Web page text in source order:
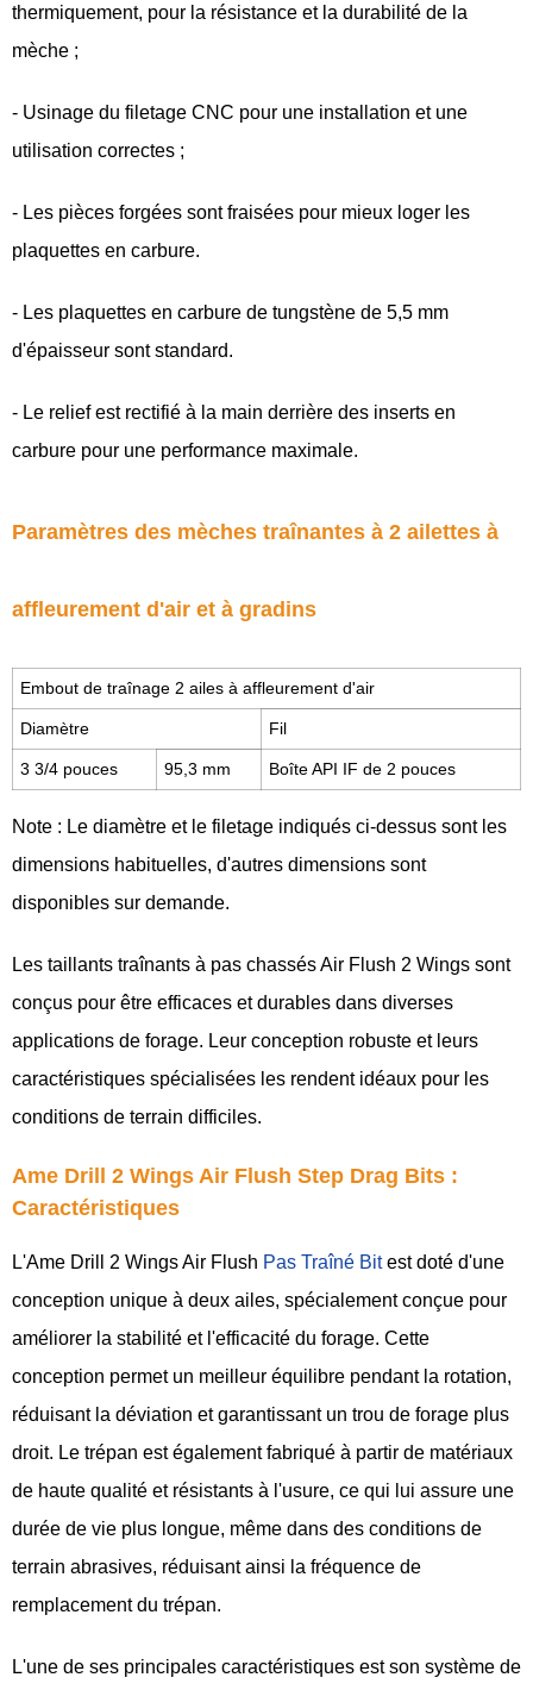
thermiquement, pour la résistance et la durabilité de la
mèche ;
- Usinage du filetage CNC pour une installation et une
utilisation correctes ;
- Les pièces forgées sont fraisées pour mieux loger les
plaquettes en carbure.
- Les plaquettes en carbure de tungstène de 5,5 mm
d'épaisseur sont standard.
- Le relief est rectifié à la main derrière des inserts en
carbure pour une performance maximale.
Paramètres des mèches traînantes à 2 ailettes à
affleurement d'air et à gradins
Embout de traînage 2 ailes à affleurement d'air
Diamètre Fil
3 3/4 pouces 95,3 mm Boîte API IF de 2 pouces
Note : Le diamètre et le filetage indiqués ci-dessus sont les
dimensions habituelles, d'autres dimensions sont
disponibles sur demande.
Les taillants traînants à pas chassés Air Flush 2 Wings sont
conçus pour être efficaces et durables dans diverses
applications de forage. Leur conception robuste et leurs
caractéristiques spécialisées les rendent idéaux pour les
conditions de terrain difficiles.
Ame Drill 2 Wings Air Flush Step Drag Bits :
Caractéristiques
L'Ame Drill 2 Wings Air Flush Pas Traîné Bitest doté d'une
conception unique à deux ailes, spécialement conçue pour
améliorer la stabilité et l'efficacité du forage. Cette
conception permet un meilleur équilibre pendant la rotation,
réduisant la déviation et garantissant un trou de forage plus
droit. Le trépan est également fabriqué à partir de matériaux
de haute qualité et résistants à l'usure, ce qui lui assure une
durée de vie plus longue, même dans des conditions de
terrain abrasives, réduisant ainsi la fréquence de
remplacement du trépan.
L'une de ses principales caractéristiques est son système de